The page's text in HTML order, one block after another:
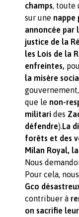
champs, toute
sur une nappe
annoncée par
justice de la
les Lois de la
enfreintes,
la misère
que le non-
militari des
défendre).La
forêts et des
Milan Royal,
Nous
Pour cela, nous
Gco
contribuer à
on sacrifie